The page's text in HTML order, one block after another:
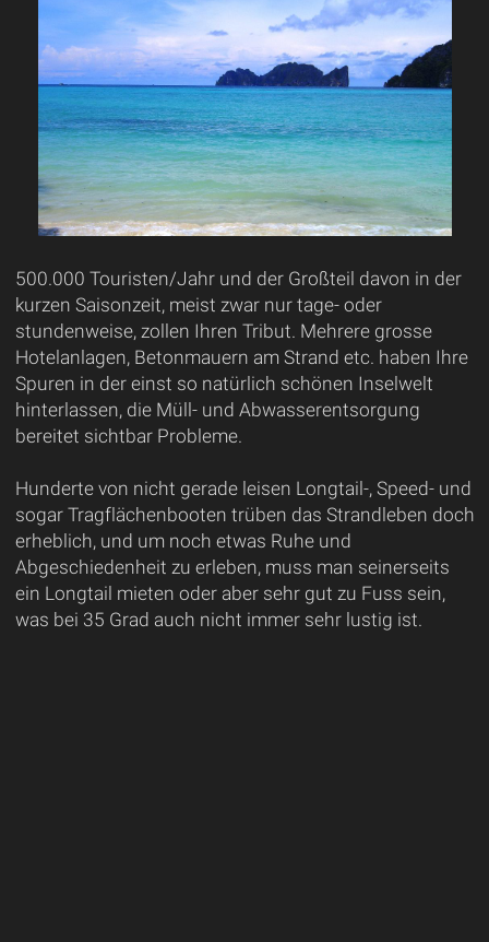
500.000 Touristen/Jahr und der Großteil davon in der
kurzen Saisonzeit, meist zwar nur tage- oder
stundenweise, zollen Ihren Tribut. Mehrere grosse
Hotelanlagen, Betonmauern am Strand etc. haben Ihre
Spuren in der einst so natürlich schönen Inselwelt
hinterlassen, die Müll- und Abwasserentsorgung
bereitet sichtbar Probleme.
Hunderte von nicht gerade leisen Longtail-, Speed- und
sogar Tragflächenbooten trüben das Strandleben doch
erheblich, und um noch etwas Ruhe und
Abgeschiedenheit zu erleben, muss man seinerseits
ein Longtail mieten oder aber sehr gut zu Fuss sein,
was bei 35 Grad auch nicht immer sehr lustig ist.